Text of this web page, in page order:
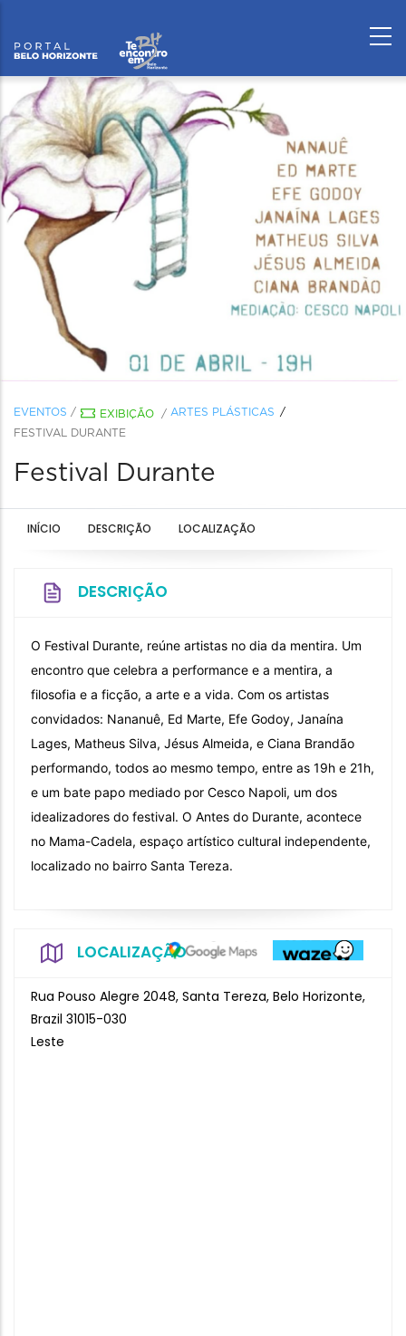
EVENTOS / EXIBIÇÃO / ARTES PLÁSTICAS
FESTIVAL DURANTE
Festival Durante
INÍCIO DESCRIÇÃO LOCALIZAÇÃO
DESCRIÇÃO
O Festival Durante, reúne artistas no dia da mentira. Um
encontro que celebra a performance e a mentira, a
filosofia e a ficção, a arte e a vida. Com os artistas
convidados: Nananuê, Ed Marte, Efe Godoy, Janaína
Lages, Matheus Silva, Jésus Almeida, e Ciana Brandão
performando, todos ao mesmo tempo, entre as 19h e 21h,
e um bate papo mediado por Cesco Napoli, um dos
idealizadores do festival. O Antes do Durante, acontece
no Mama-Cadela, espaço artístico cultural independente,
localizado no bairro Santa Tereza.
LOCALIZAÇÃO
Rua Pouso Alegre 2048, Santa Tereza, Belo Horizonte,
Brazil 31015-030
Leste